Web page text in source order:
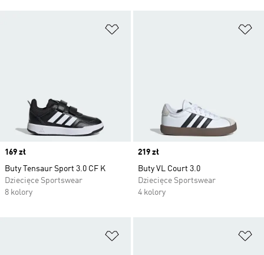
Price
169 zł
Buty Tensaur Sport 3.0 CF K
Dziecięce Sportswear
8 kolory
Price
219 zł
Buty VL Court 3.0
Dziecięce Sportswear
4 kolory